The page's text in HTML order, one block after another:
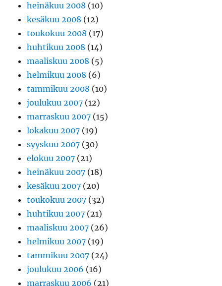
heinäkuu 2008 (10)
kesäkuu 2008 (12)
toukokuu 2008 (17)
huhtikuu 2008 (14)
maaliskuu 2008 (5)
helmikuu 2008 (6)
tammikuu 2008 (10)
joulukuu 2007 (12)
marraskuu 2007 (15)
lokakuu 2007 (19)
syyskuu 2007 (30)
elokuu 2007 (21)
heinäkuu 2007 (18)
kesäkuu 2007 (20)
toukokuu 2007 (32)
huhtikuu 2007 (21)
maaliskuu 2007 (26)
helmikuu 2007 (19)
tammikuu 2007 (24)
joulukuu 2006 (16)
marraskuu 2006 (21)